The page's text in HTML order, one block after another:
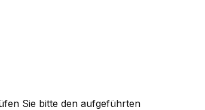
Sie bitte den aufgeführten